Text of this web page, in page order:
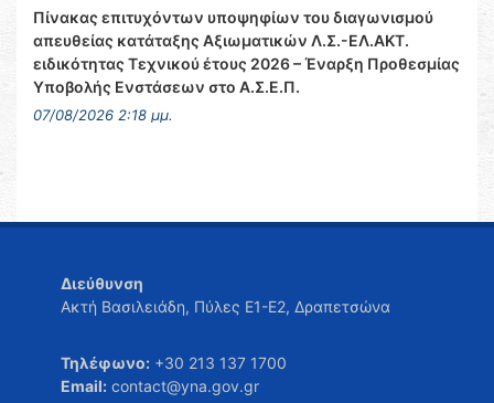
Πίνακας επιτυχόντων υποψηφίων του διαγωνισμού
απευθείας κατάταξης Αξιωματικών Λ.Σ.-ΕΛ.ΑΚΤ.
ειδικότητας Τεχνικού έτους 2026 – Έναρξη Προθεσμίας
Υποβολής Ενστάσεων στο Α.Σ.Ε.Π.
07/08/2026 2:18 μμ.
Διεύθυνση
Ακτή Βασιλειάδη, Πύλες Ε1-Ε2, Δραπετσώνα
Τηλέφωνο: +30 213 137 1700
Email: contact@yna.gov.gr